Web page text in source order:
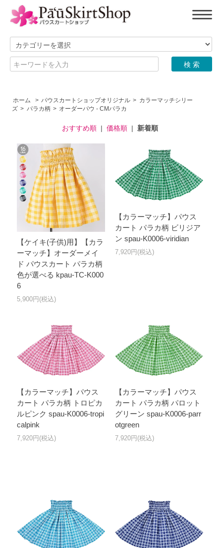
ホーム > パウスカートショップオリジナル > カラーマッチシリー
ズ > パラカ柄 > オーダーパウ - CMパラカ
おすすめ順| 価格順| 新着順
【ケイキ(子供)用】【カラ
ーマッチ】オーダーメイ
ド パウスカート パラカ柄
色が選べる kpau-TC-K000
6
5,900円(税込)
【カラーマッチ】パウス
カート パラカ柄 ビリジア
ン spau-K0006-viridian
7,920円(税込)
【カラーマッチ】パウス
カート パラカ柄 トロピカ
ルピンク spau-K0006-tropi
calpink
7,920円(税込)
【カラーマッチ】パウス
カート パラカ柄 パロット
グリーン spau-K0006-parr
otgreen
7,920円(税込)